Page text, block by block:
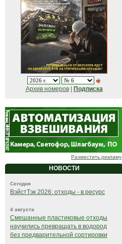
Архив номеров| Подписка
Разместить рекламу
НОВОСТИ
Сегодня
ВэйстТэк 2026: отходы - в ресурс
4 августа
Смешанные пластиковые отходы
научились превращать в водород
без предварительной сортировки